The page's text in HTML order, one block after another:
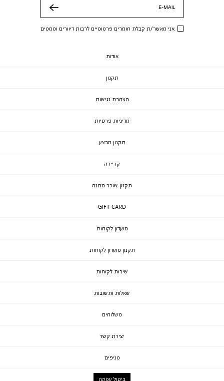
E-MAIL
אני מאשר/ת קבלת חומרים פרסומיים לרבות דיוורים וסמסים
אודות
תקנון
הצהרת נגישות
מדיניות פרטיות
תקנון מבצע
קריירה
תקנון שובר מתנה
GIFT CARD
מועדון לקוחות
תקנון מועדון לקוחות
שירות לקוחות
שאלות ותשובות
משלוחים
יצירת קשר
סניפים
ביטול עסקה